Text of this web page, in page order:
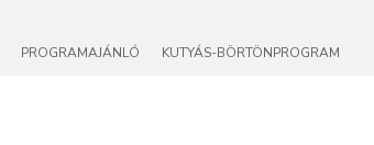
PROGRAMAJÁNLÓ KUTYÁS-BÖRTÖNPROGRAM